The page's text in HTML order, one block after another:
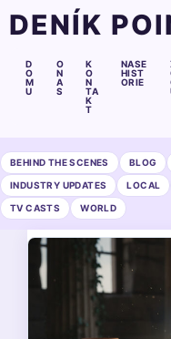
DENÍK
D
O
M
U
O
N
A
S
K
O
N
TA
K
T
NASE
HIST
ORIE
BEHIND THE SCENES BLOG
INDUSTRY UPDATES LOCAL
TV CASTS WORLD